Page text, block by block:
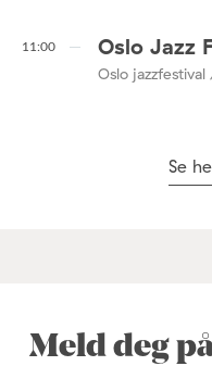
11:00 Oslo Jazz
Oslo
Se
Meld deg